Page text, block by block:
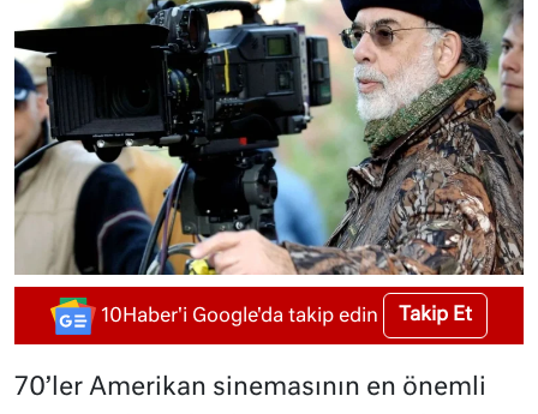
10Haber'i Google'da takip edin Takip Et
70’ler Amerikan sinemasının en önemli